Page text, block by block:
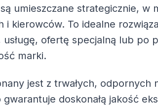
umieszczane strategicznie, w
i kierowców. To idealne
ofertę specjalną lub po
marki.
jest z trwałych, odpornych
gwarantuje doskonałą jakość